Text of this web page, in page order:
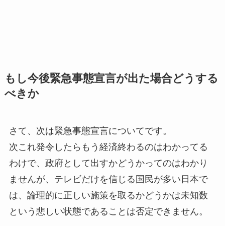
もし今後緊急事態宣言が出た場合どうする
べきか
さて、次は緊急事態宣言についてです。
次これ発令したらもう経済終わるのはわかってる
わけで、政府として出すかどうかってのはわかり
ませんが、テレビだけを信じる国民が多い日本で
は、論理的に正しい施策を取るかどうかは未知数
という悲しい状態であることは否定できません。